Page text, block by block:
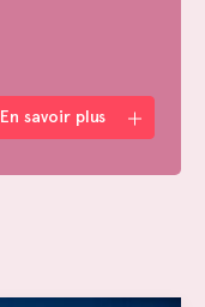
En savoir plus